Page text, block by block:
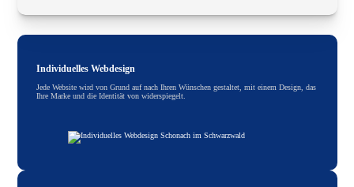
Individuelles Webdesign
Jede Website wird von Grund auf nach Ihren Wünschen gestaltet, mit einem Design, das
Ihre Marke und die Identität von widerspiegelt.